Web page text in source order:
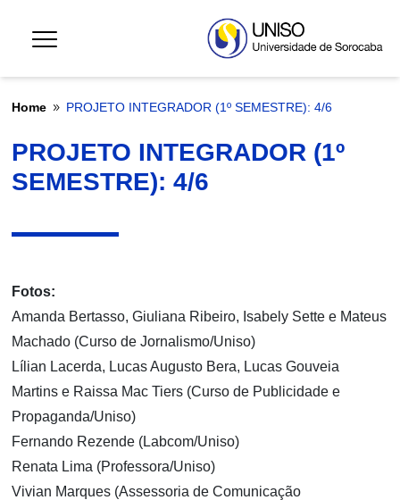
Home 9 PROJETO INTEGRADOR (1º SEMESTRE): 4/6
PROJETO INTEGRADOR (1º
SEMESTRE): 4/6
Fotos:
Amanda Bertasso, Giuliana Ribeiro, Isabely Sette e Mateus
Machado (Curso de Jornalismo/Uniso)
Lílian Lacerda, Lucas Augusto Bera, Lucas Gouveia
Martins e Raissa Mac Tiers (Curso de Publicidade e
Propaganda/Uniso)
Fernando Rezende (Labcom/Uniso)
Renata Lima (Professora/Uniso)
Vivian Marques (Assessoria de Comunicação